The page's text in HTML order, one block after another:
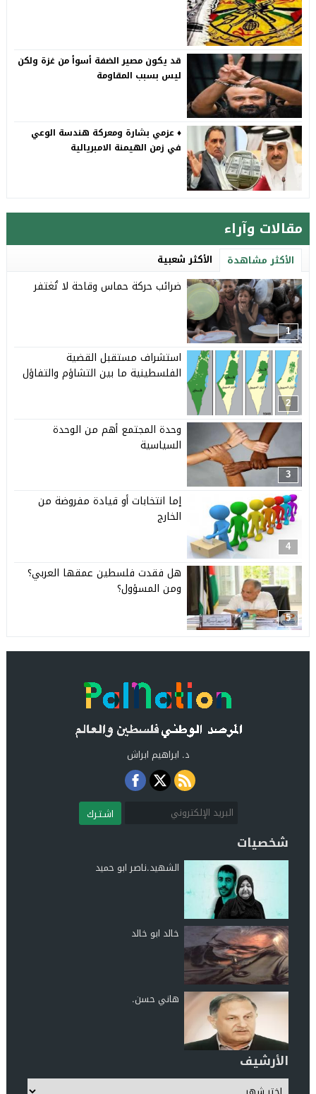
قد يكون مصير الضفة أسوأ من غزة ولكن
ليس بسبب المقاومة
♦️ عزمي بشارة ومعركة هندسة الوعي
في زمن الهيمنة الامبريالية
مقالات وآراء
الأكثر مشاهدة الأكثر شعبية
1
ضرائب حركة حماس وقاحة لا تُغتفر
2
استشراف مستقبل القضية
الفلسطينية ما بين التشاؤم والتفاؤل
3
وحدة المجتمع أهم من الوحدة
السياسية
4
إما انتخابات أو قيادة مفروضة من
الخارج
5
هل فقدت فلسطين عمقها العربي؟
ومن المسؤول؟
د. ابراهيم ابراش
اشـتـرك
شخصيات
الشهيد.ناصر ابو حميد
خالد ابو خالد
هاني حسن.
الأرشيف